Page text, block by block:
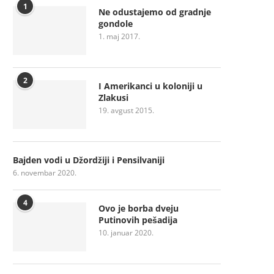
1
Ne odustajemo od gradnje
gondole
1. maj 2017.
2
I Amerikanci u koloniji u
Zlakusi
19. avgust 2015.
Bajden vodi u Džordžiji i Pensilvaniji
6. novembar 2020.
4
Ovo je borba dveju
Putinovih pešadija
10. januar 2020.